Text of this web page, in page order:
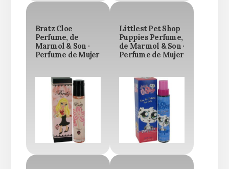
Bratz Cloe
Perfume, de
Marmol & Son ·
Perfume de Mujer
Littlest Pet Shop
Puppies Perfume,
de Marmol & Son ·
Perfume de Mujer